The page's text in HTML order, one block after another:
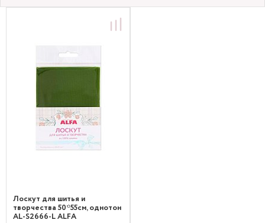
Лоскут для шитья и
творчества 50*55см, однотон
AL-S2666-L ALFA